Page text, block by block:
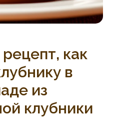
как
в
из
клубники